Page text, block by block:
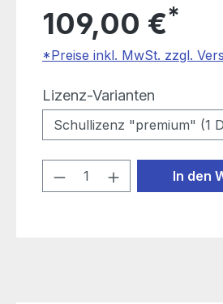
109,00 €*
*Preise inkl. MwSt. zzgl.
Lizenz-Varianten
Produkt Anzahl:In den